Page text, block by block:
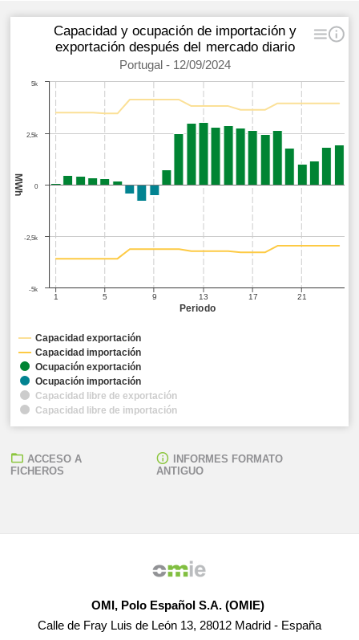
Periodo
MWh
Capacidad y ocupación de importación y
exportación después del mercado diario
Portugal - 12/09/2024
1 5 9 13 17 21
0
-5k
-2,5k
2,5k
5k
Capacidad exportación
Capacidad importación
Ocupación exportación
Ocupación importación
Capacidad libre de exportación
Capacidad libre de importación
ACCESO A
FICHEROS
INFORMES FORMATO
ANTIGUO
OMI, Polo Español S.A. (OMIE)
Calle de Fray Luis de León 13, 28012 Madrid - España